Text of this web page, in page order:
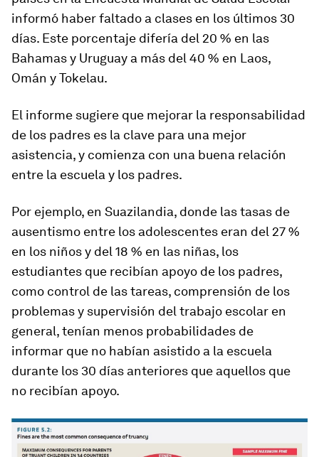
informó haber faltado a clases en los últimos 30
días. Este porcentaje difería del 20 % en las
Bahamas y Uruguay a más del 40 % en Laos,
Omán y Tokelau.
El informe sugiere que mejorar la responsabilidad
de los padres es la clave para una mejor
asistencia, y comienza con una buena relación
entre la escuela y los padres.
Por ejemplo, en Suazilandia, donde las tasas de
ausentismo entre los adolescentes eran del 27 %
en los niños y del 18 % en las niñas, los
estudiantes que recibían apoyo de los padres,
como control de las tareas, comprensión de los
problemas y supervisión del trabajo escolar en
general, tenían menos probabilidades de
informar que no habían asistido a la escuela
durante los 30 días anteriores que aquellos que
no recibían apoyo.